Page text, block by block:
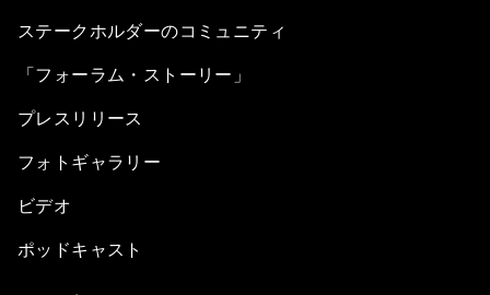
ステークホルダーのコミュニティ
「フォーラム・ストーリー」
プレスリリース
フォトギャラリー
ビデオ
ポッドキャスト